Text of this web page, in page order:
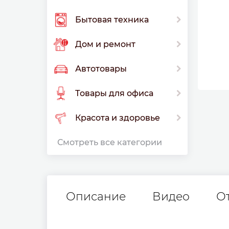
Бытовая техника
Дом и ремонт
Автотовары
Товары для офиса
Красота и здоровье
Смотреть все категории
Описание Видео